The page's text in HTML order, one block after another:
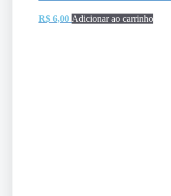
R$6,00 Adicionar ao carrinho